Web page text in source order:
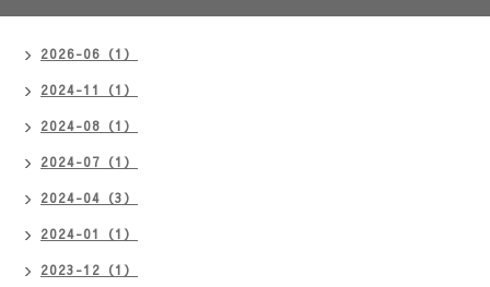
2026-06（1）
2024-11（1）
2024-08（1）
2024-07（1）
2024-04（3）
2024-01（1）
2023-12（1）